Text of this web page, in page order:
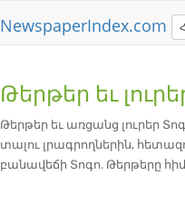
NewspaperIndex.com
Թերթեր եւ
Թերթեր եւ առցանց լուրեր
տալու լրագրողներին,
բանավեճի Տոգո. Թերթերը